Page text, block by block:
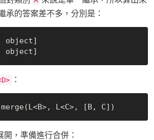
承的答案差不多，分別是：
object]
：
開，準備進行合併：